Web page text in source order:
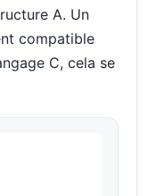
A. Un
compatible
C, cela se